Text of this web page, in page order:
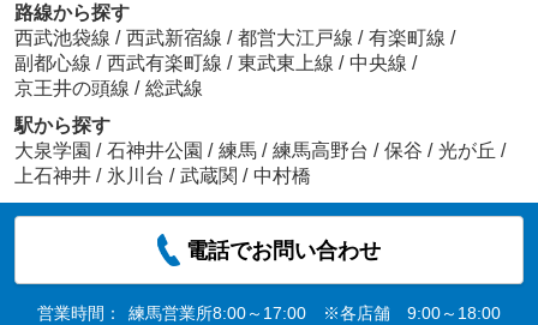
路線から探す
西武池袋線 / 西武新宿線 / 都営大江戸線 / 有楽町線 /
副都心線 / 西武有楽町線 / 東武東上線 / 中央線 /
京王井の頭線 / 総武線
駅から探す
大泉学園 / 石神井公園 / 練馬 / 練馬高野台 / 保谷 / 光が丘 /
上石神井 / 氷川台 / 武蔵関 / 中村橋
電話でお問い合わせ
営業時間：
練馬営業所8:00～17:00 ※各店舗 9:00～18:00